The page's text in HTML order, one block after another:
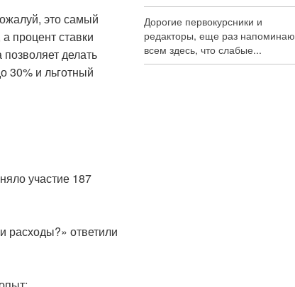
это самый
процент ставки
делать
30% и льготный
участие 187
расходы?» ответили
Дорогие первокурсники и
редакторы, еще раз напоминаю
всем здесь, что слабые...